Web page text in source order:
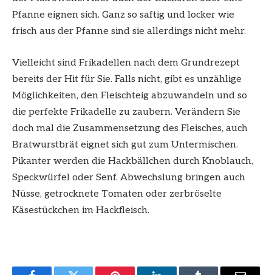
Pfanne eignen sich. Ganz so saftig und locker wie
frisch aus der Pfanne sind sie allerdings nicht mehr.
Vielleicht sind Frikadellen nach dem Grundrezept
bereits der Hit für Sie. Falls nicht, gibt es unzählige
Möglichkeiten, den Fleischteig abzuwandeln und so
die perfekte Frikadelle zu zaubern. Verändern Sie
doch mal die Zusammensetzung des Fleisches, auch
Bratwurstbrät eignet sich gut zum Untermischen.
Pikanter werden die Hackbällchen durch Knoblauch,
Speckwürfel oder Senf. Abwechslung bringen auch
Nüsse, getrocknete Tomaten oder zerbröselte
Käsestückchen im Hackfleisch.